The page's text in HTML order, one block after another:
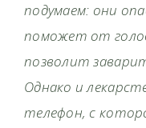
подумаем: они
поможет от
позволит
Однако и
телефон, с